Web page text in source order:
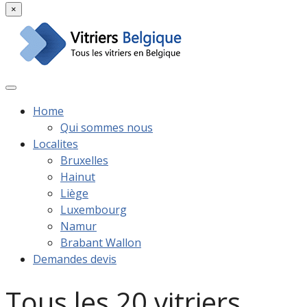
×
Home
Qui sommes nous
Localites
Bruxelles
Hainut
Liège
Luxembourg
Namur
Brabant Wallon
Demandes devis